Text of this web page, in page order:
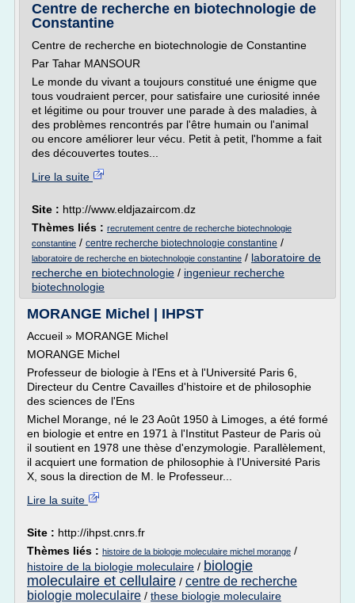
Centre de recherche en biotechnologie de
Constantine
Centre de recherche en biotechnologie de Constantine
Par Tahar MANSOUR
Le monde du vivant a toujours constitué une énigme que
tous voudraient percer, pour satisfaire une curiosité innée
et légitime ou pour trouver une parade à des maladies, à
des problèmes rencontrés par l'être humain ou l'animal
ou encore améliorer leur vécu. Petit à petit, l'homme a fait
des découvertes toutes...
Lire la suite
Site : http://www.eldjazaircom.dz
Thèmes liés : recrutement centre de recherche biotechnologie
constantine / centre recherche biotechnologie constantine /
laboratoire de recherche en biotechnologie constantine / laboratoire de
recherche en biotechnologie / ingenieur recherche
biotechnologie
MORANGE Michel | IHPST
Accueil » MORANGE Michel
MORANGE Michel
Professeur de biologie à l'Ens et à l'Université Paris 6,
Directeur du Centre Cavailles d'histoire et de philosophie
des sciences de l'Ens
Michel Morange, né le 23 Août 1950 à Limoges, a été formé
en biologie et entre en 1971 à l'Institut Pasteur de Paris où
il soutient en 1978 une thèse d'enzymologie. Parallèlement,
il acquiert une formation de philosophie à l'Université Paris
X, sous la direction de M. le Professeur...
Lire la suite
Site : http://ihpst.cnrs.fr
Thèmes liés : histoire de la biologie moleculaire michel morange /
histoire de la biologie moleculaire / biologie
moleculaire et cellulaire / centre de recherche
biologie moleculaire / these biologie moleculaire